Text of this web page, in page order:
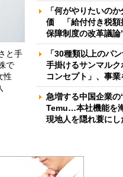
と手
で
性
「何がやりたいの
価 「給付付き税額
保障制度の改革議論
「30種類以上のパ
手掛けるサンマル
コンセプト」、事
急増する中国企業
Temu…本社機能を
現地人を隠れ蓑に